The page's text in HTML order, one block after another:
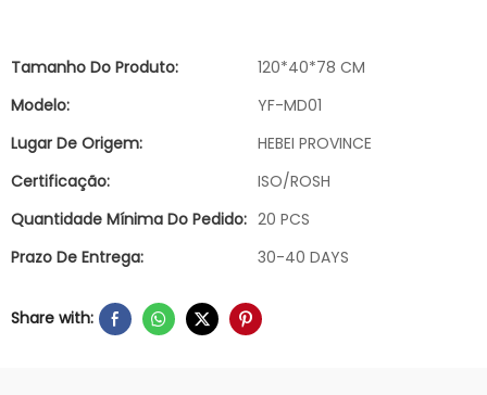
Tamanho Do Produto:
120*40*78 CM
Modelo:
YF-MD01
Lugar De Origem:
HEBEI PROVINCE
Certificação:
ISO/ROSH
Quantidade Mínima Do Pedido: 20 PCS
Prazo De Entrega:
30-40 DAYS
Share with: